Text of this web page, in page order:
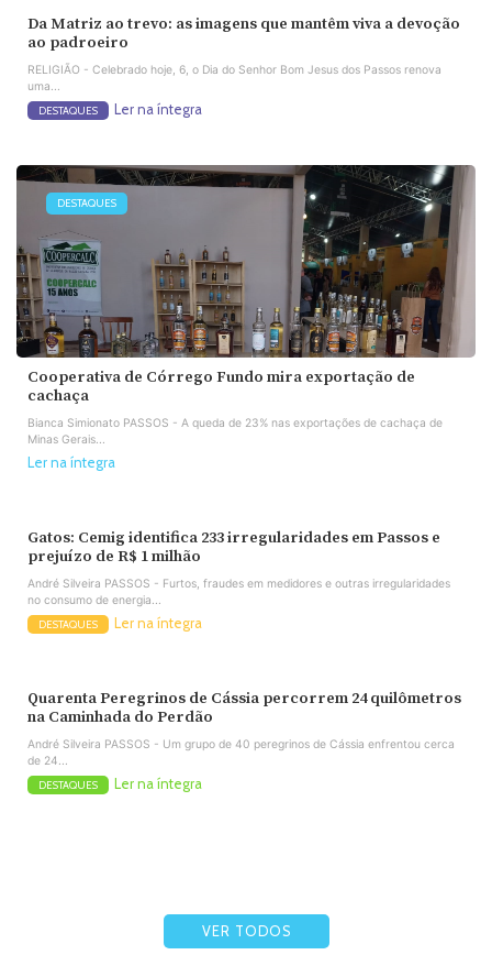
Da Matriz ao trevo: as imagens que mantêm viva a devoção
ao padroeiro
RELIGIÃO - Celebrado hoje, 6, o Dia do Senhor Bom Jesus dos Passos renova
uma...
DESTAQUES Ler na íntegra
DESTAQUES
Cooperativa de Córrego Fundo mira exportação de
cachaça
Bianca Simionato PASSOS - A queda de 23% nas exportações de cachaça de
Minas Gerais...
Ler na íntegra
Gatos: Cemig identifica 233 irregularidades em Passos e
prejuízo de R$ 1 milhão
André Silveira PASSOS - Furtos, fraudes em medidores e outras irregularidades
no consumo de energia...
DESTAQUES Ler na íntegra
Quarenta Peregrinos de Cássia percorrem 24 quilômetros
na Caminhada do Perdão
André Silveira PASSOS - Um grupo de 40 peregrinos de Cássia enfrentou cerca
de 24...
DESTAQUES Ler na íntegra
VER TODOS